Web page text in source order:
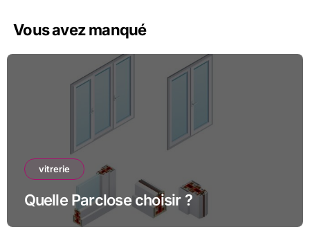
Vous avez manqué
vitrerie
Quelle Parclose choisir ?